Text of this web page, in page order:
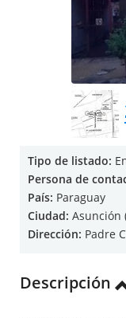
Tipo de listado:
Persona de
País: Paraguay
Ciudad: Asunción
Dirección: Padre
Descripción